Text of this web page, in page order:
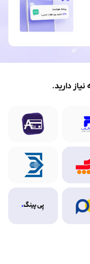
دارید.